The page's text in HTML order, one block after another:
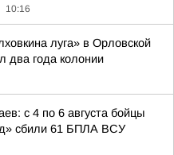
10:16
луга» в Орловской
два года колонии
с 4 по 6 августа бойцы
сбили 61 БПЛА ВСУ